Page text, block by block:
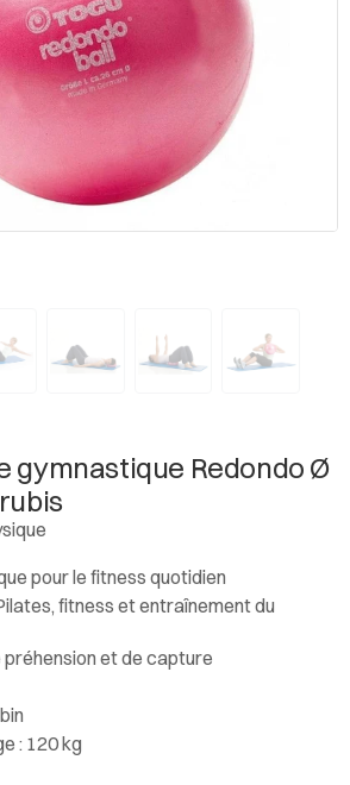
gymnastique Redondo Ø
pour le fitness quotidien
fitness et entraînement du
et de capture
: 120 kg